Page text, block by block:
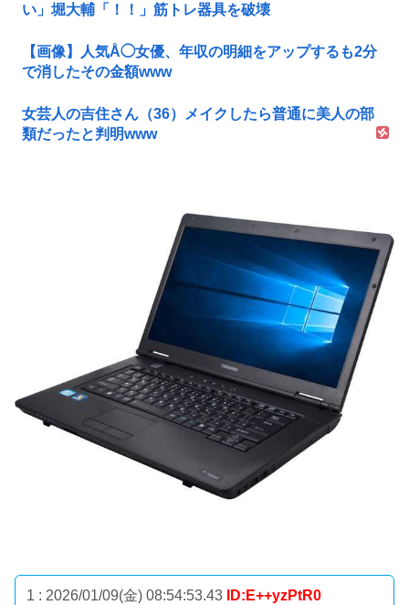
い」堀大輔「！！」筋トレ器具を破壊
【画像】人気Å◯女優、年収の明細をアップするも2分
で消したその金額www
女芸人の吉住さん（36）メイクしたら普通に美人の部
類だったと判明www
1 : 2026/01/09(金) 08:54:53.43 ID:E++yzPtR0